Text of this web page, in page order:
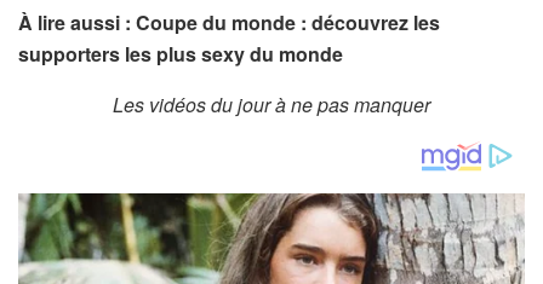
À lire aussi : Coupe du monde : découvrez les
supporters les plus sexy du monde
Les vidéos du jour à ne pas manquer